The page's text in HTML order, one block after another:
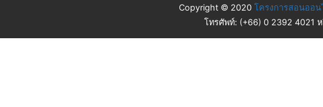
Copyright © 2020 โครงการสอนออน
โทรศัพท์: (+66) 0 2392 4021 ห